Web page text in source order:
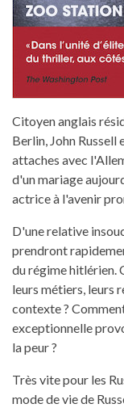
Citoyen anglais
Berlin, John Russell
attaches avec
d'un mariage
actrice à l'avenir
D'une relative
prendront
du régime hitlérien.
leurs métiers, leurs
contexte ?
exceptionnelle
la peur ?
Très vite pour les
mode de vie de